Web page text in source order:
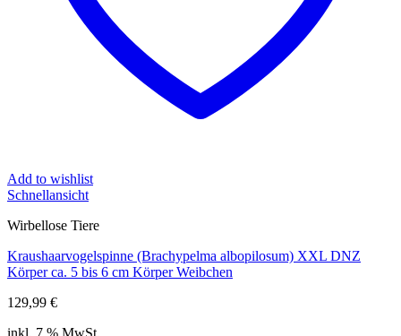
Add to wishlist
Schnellansicht
Wirbellose Tiere
Kraushaarvogelspinne (Brachypelma albopilosum) XXL DNZ
Körper ca. 5 bis 6 cm Körper Weibchen
129,99 €